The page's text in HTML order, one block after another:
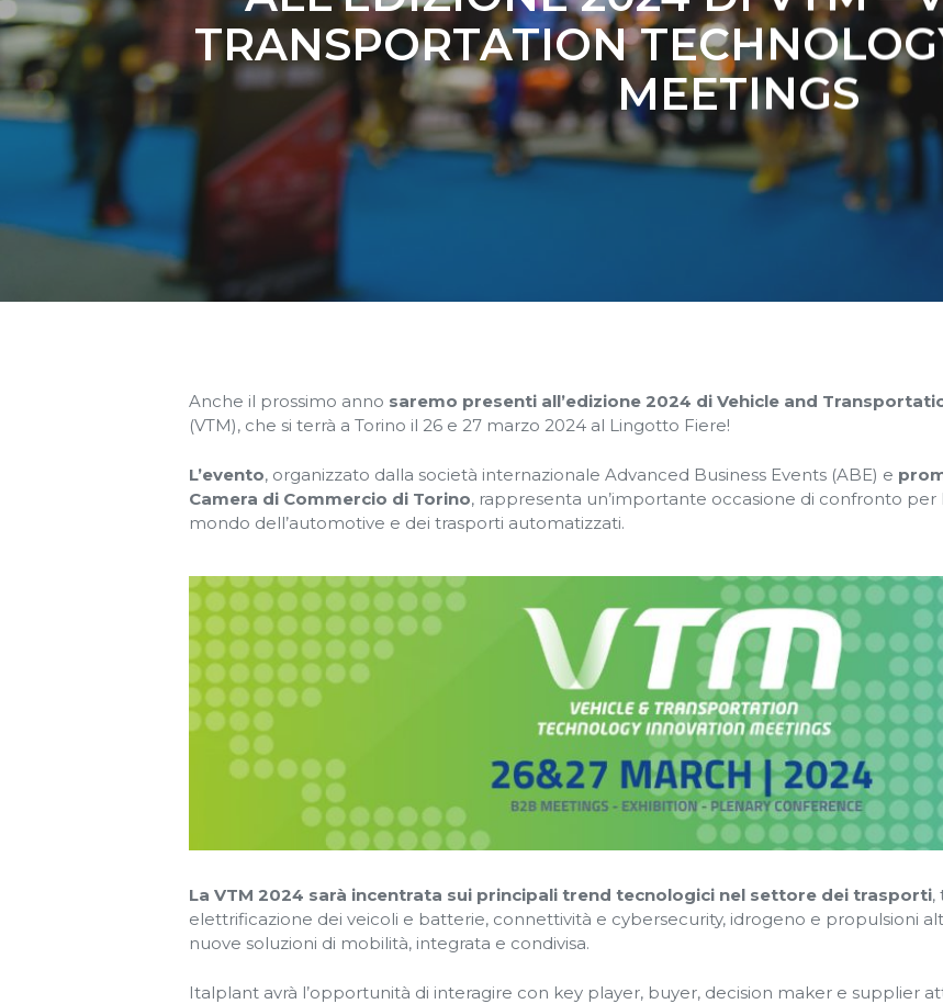
TRANSPORTATION
MEETINGS
Anche il prossimo anno saremo presenti all’edizione 2024 di Vehicle and
(VTM), che si terrà a Torino il 26 e 27 marzo 2024 al Lingotto Fiere!
L’evento, organizzato dalla società internazionale Advanced Business Events (ABE) e
Camera di Commercio di Torino, rappresenta un’importante occasione di confronto
mondo dell’automotive e dei trasporti automatizzati.
La VTM 2024 sarà incentrata sui principali trend tecnologici nel settore dei trasporti,
elettrificazione dei veicoli e batterie, connettività e cybersecurity, idrogeno e propulsioni
nuove soluzioni di mobilità, integrata e condivisa.
Italplant avrà l’opportunità di interagire con key player, buyer, decision maker e supplier